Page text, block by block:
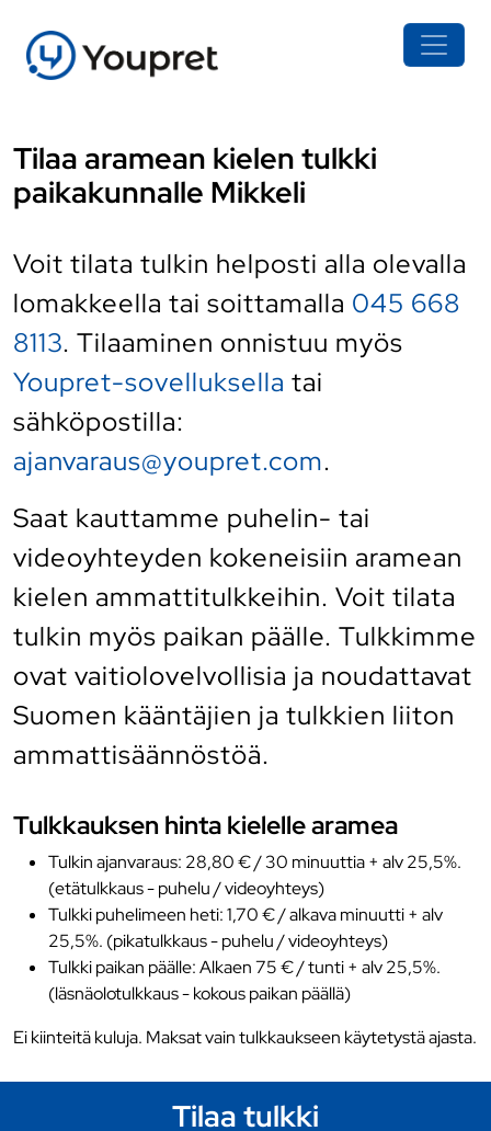
Tilaa aramean kielen tulkki
paikakunnalle Mikkeli
Voit tilata tulkin helposti alla olevalla
lomakkeella tai soittamalla 045 668
8113. Tilaaminen onnistuu myös
Youpret-sovelluksella tai
sähköpostilla:
ajanvaraus@youpret.com.
Saat kauttamme puhelin- tai
videoyhteyden kokeneisiin aramean
kielen ammattitulkkeihin. Voit tilata
tulkin myös paikan päälle. Tulkkimme
ovat vaitiolovelvollisia ja noudattavat
Suomen kääntäjien ja tulkkien liiton
ammattisäännöstöä.
Tulkkauksen hinta kielelle aramea
Tulkin ajanvaraus: 28,80 € / 30 minuuttia + alv 25,5%.
(etätulkkaus - puhelu / videoyhteys)
Tulkki puhelimeen heti: 1,70 € / alkava minuutti + alv
25,5%. (pikatulkkaus - puhelu / videoyhteys)
Tulkki paikan päälle: Alkaen 75 € / tunti + alv 25,5%.
(läsnäolotulkkaus - kokous paikan päällä)
Ei kiinteitä kuluja. Maksat vain tulkkaukseen käytetystä ajasta.
Tilaa tulkki